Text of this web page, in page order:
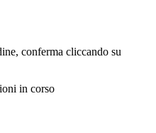
conferma cliccando su
in corso